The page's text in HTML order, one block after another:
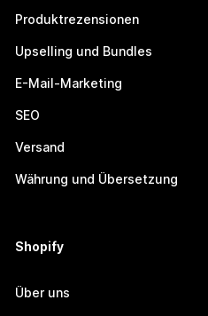
Produktrezensionen
Upselling und Bundles
E-Mail-Marketing
SEO
Versand
Währung und Übersetzung
Shopify
Über uns